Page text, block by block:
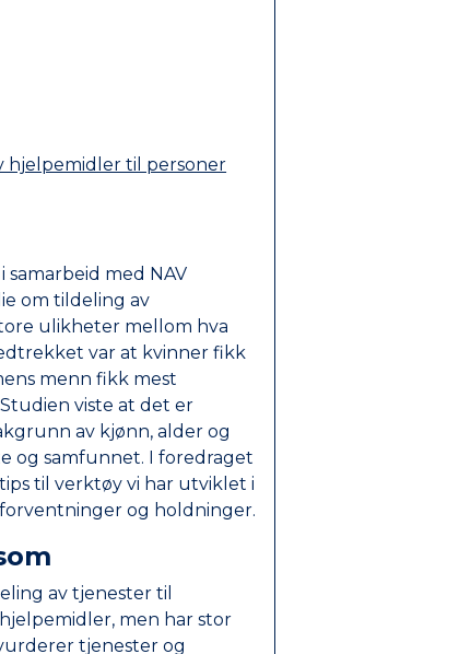
hjelpemidler til personer
samarbeid med NAV
om tildeling av
ulikheter mellom hva
var at kvinner fikk
menn fikk mest
viste at det er
av kjønn, alder og
og samfunnet. I foredraget
til verktøy vi har utviklet i
og holdninger.
av tjenester til
men har stor
tjenester og